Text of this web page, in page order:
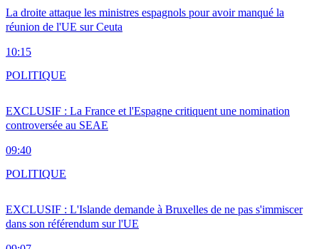
La droite attaque les ministres espagnols pour avoir manqué la
réunion de l'UE sur Ceuta
10:15
EXCLUSIF : La France et l'Espagne critiquent une nomination
controversée au SEAE
09:40
POLITIQUE
EXCLUSIF : L'Islande demande à Bruxelles de ne pas s'immiscer
dans son référendum sur l'UE
POLITIQUE